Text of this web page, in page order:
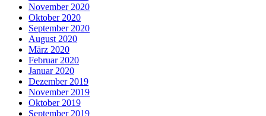
November 2020
Oktober 2020
September 2020
August 2020
März 2020
Februar 2020
Januar 2020
Dezember 2019
November 2019
Oktober 2019
September 2019